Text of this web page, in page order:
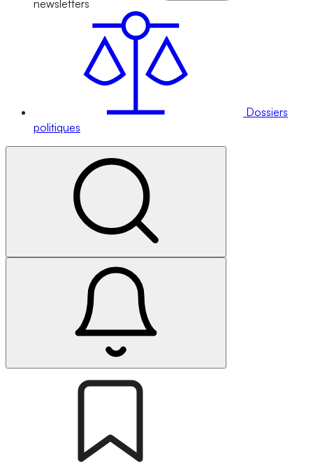
newsletters
Dossiers
politiques